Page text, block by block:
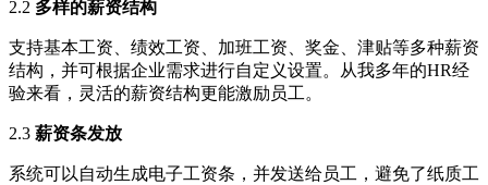
2.2 多样的薪资结构
支持基本工资、绩效工资、加班工资、奖金、津贴等多种薪资
结构，并可根据企业需求进行自定义设置。从我多年的HR经
验来看，灵活的薪资结构更能激励员工。
2.3 薪资条发放
系统可以自动生成电子工资条，并发送给员工，避免了纸质工